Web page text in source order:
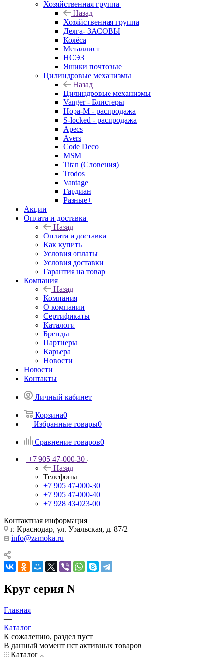
Хозяйственная группа
Назад
Хозяйственная группа
Делга- ЗАСОВЫ
Колёса
Металлист
НОЭЗ
Ящики почтовые
Цилиндровые механизмы
Назад
Цилиндровые механизмы
Vanger - Блистеры
Нора-М - распродажа
S-locked - распродажа
Apecs
Avers
Code Deco
MSM
Titan (Словения)
Trodos
Vantage
Гардиан
Разные+
Акции
Оплата и доставка
Назад
Оплата и доставка
Как купить
Условия оплаты
Условия доставки
Гарантия на товар
Компания
Назад
Компания
О компании
Сертификаты
Каталоги
Бренды
Партнеры
Карьера
Новости
Новости
Контакты
Личный кабинет
Корзина0
Избранные товары0
Сравнение товаров0
+7 905 47-000-30
Назад
Телефоны
+7 905 47-000-30
+7 905 47-000-40
+7 928 43-023-00
Контактная информация
г. Краснодар, ул. Уральская, д. 87/2
info@zamoka.ru
Круг серия N
Главная
—
Каталог
К сожалению, раздел пуст
В данный момент нет активных товаров
Каталог